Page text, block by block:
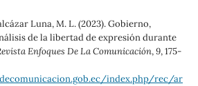
Luna, M. L. (2023). Gobierno,
de la libertad de expresión durante
Enfoques De La Comunicación,9, 175-
index.php/rec/ar